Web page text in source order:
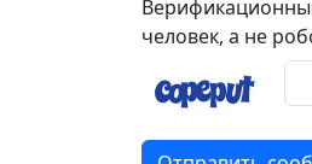
человек, а не